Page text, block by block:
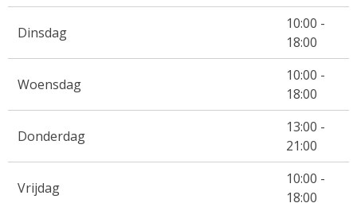
Dinsdag
10:00 -
18:00
Woensdag
10:00 -
18:00
Donderdag
13:00 -
21:00
Vrijdag
10:00 -
18:00